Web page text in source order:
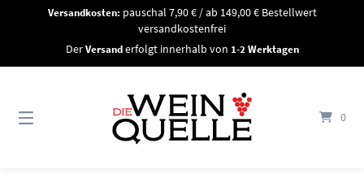
Versandkosten: pauschal 7,90 € / ab 149,00 € Bestellwert
versandkostenfrei
DerVersanderfolgt innerhalb von 1-2 Werktagen
0